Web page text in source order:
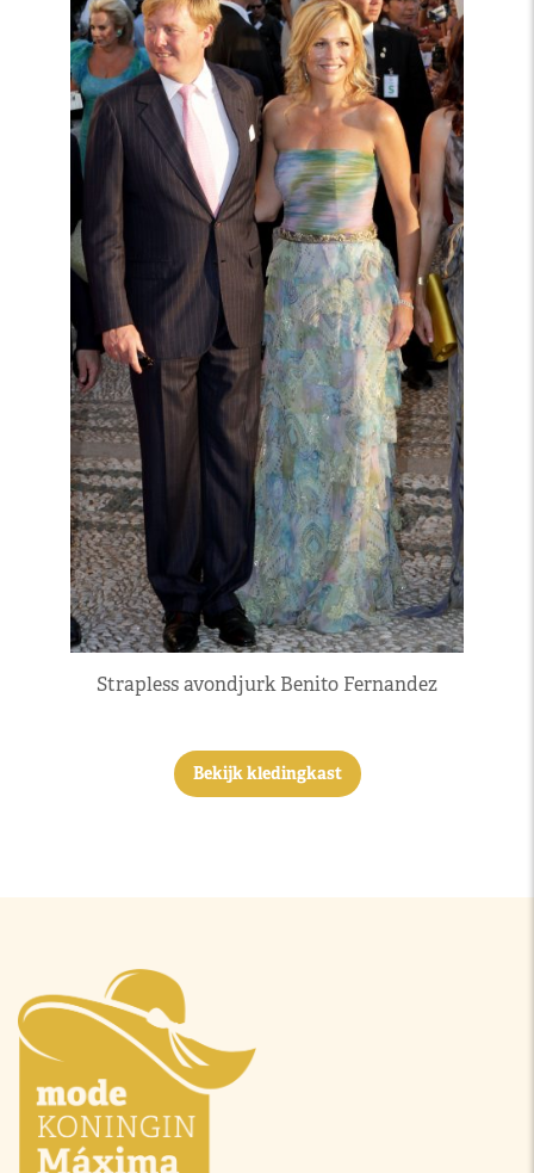
Strapless avondjurk Benito Fernandez
Bekijk kledingkast